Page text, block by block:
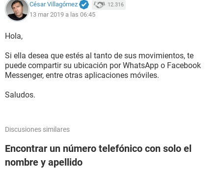
César Villagómez 12.316
13 mar 2019 a las 06:45
Hola,
Si ella desea que estés al tanto de sus movimientos, te
puede compartir su ubicación por WhatsApp o Facebook
Messenger, entre otras aplicaciones móviles.
Saludos.
Discusiones similares
Encontrar un número telefónico con solo el
nombre y apellido